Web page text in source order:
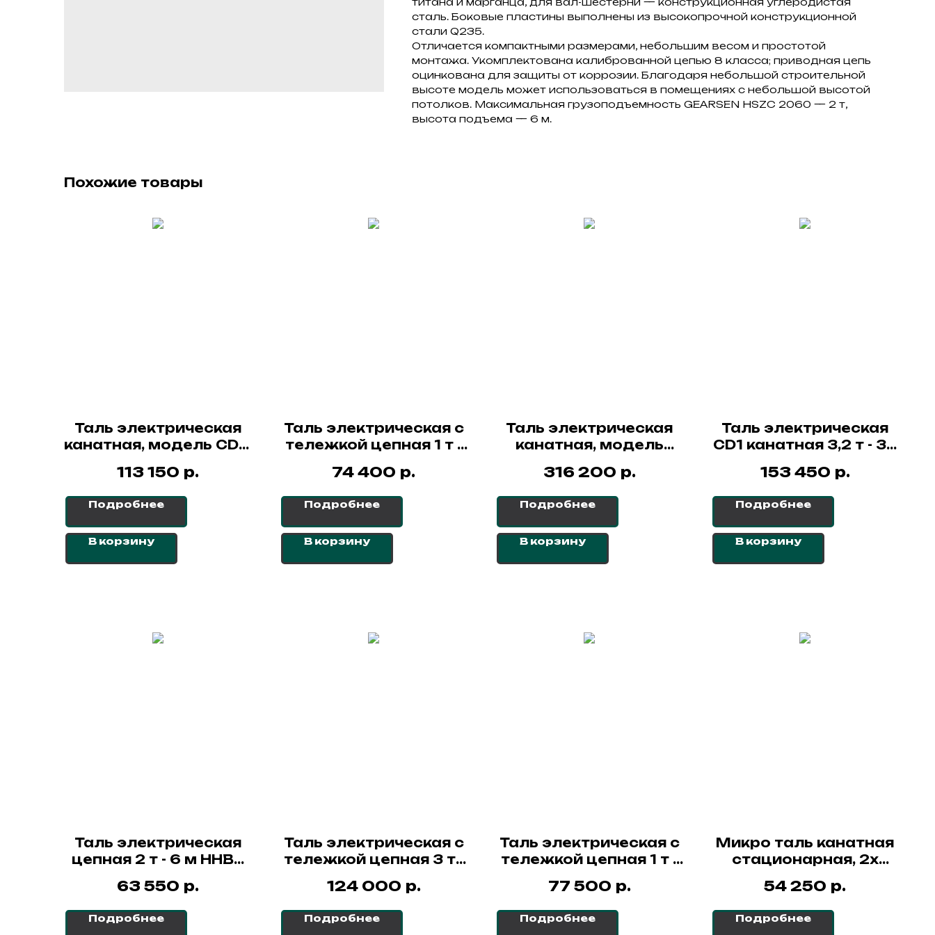
сталь. Боковые пластины выполнены из высокопрочной конструкционной
стали Q235.
Отличается компактными размерами, небольшим весом и простотой
монтажа. Укомплектована калиброванной цепью 8 класса; приводная цепь
оцинкована для защиты от коррозии. Благодаря небольшой строительной
высоте модель может использоваться в помещениях с небольшой высотой
потолков. Максимальная грузоподъемность GEARSEN HSZC 2060 — 2 т,
высота подъема — 6 м.
Похожие товары
Таль электрическая
канатная, модель CDL,
СибТаль
113 150 р.
Подробнее
В корзину
Таль электрическая с
тележкой цепная 1 т -
74 400 р.
Подробнее
В корзину
Таль электрическая
канатная, модель
LS2.RR 4/1, SAIZEN
316 200 р.
Подробнее
В корзину
Таль электрическая
CD1 канатная 3,2 т - 36
153 450 р.
Подробнее
В корзину
Таль электрическая
цепная 2 т - 6 м ННВ2
63 550 р.
Подробнее
Таль электрическая с
тележкой цепная 3 т -
124 000 р.
Подробнее
Таль электрическая с
тележкой цепная 1 т -
77 500 р.
Подробнее
Микро таль канатная
стационарная, 2х
кг - 29 м SH СибТаль
54 250 р.
Подробнее